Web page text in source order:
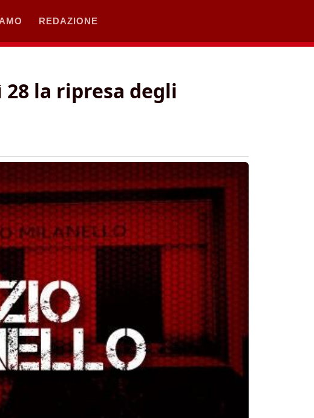
REDAZIONE
28 la ripresa degli